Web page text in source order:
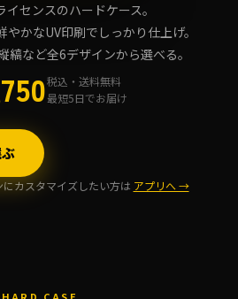
センスのハードケース。
かなUV印刷でしっかり仕上げ。
など全6デザインから選べる。
税込・送料無料
最短5日でお届け
カスタマイズしたい方は アプリへ →